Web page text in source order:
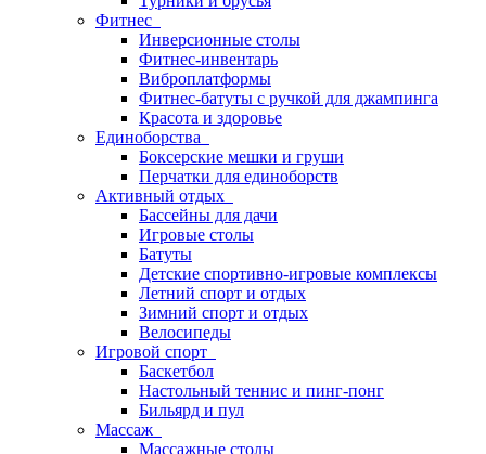
Фитнес
Инверсионные столы
Фитнес-инвентарь
Виброплатформы
Фитнес-батуты с ручкой для джампинга
Красота и здоровье
Единоборства
Боксерские мешки и груши
Перчатки для единоборств
Активный отдых
Бассейны для дачи
Игровые столы
Батуты
Детские спортивно-игровые комплексы
Летний спорт и отдых
Зимний спорт и отдых
Велосипеды
Игровой спорт
Баскетбол
Настольный теннис и пинг-понг
Бильярд и пул
Массаж
Массажные столы